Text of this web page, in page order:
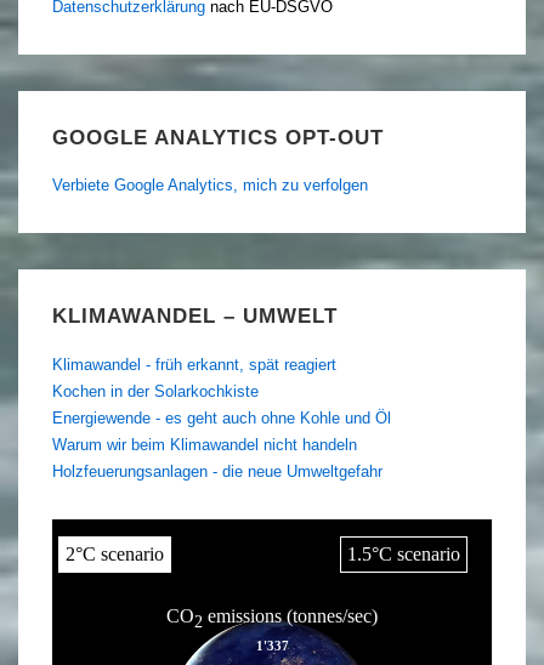
Datenschutzerklärung nach EU-DSGVO
GOOGLE ANALYTICS OPT-OUT
Verbiete Google Analytics, mich zu verfolgen
KLIMAWANDEL – UMWELT
Klimawandel - früh erkannt, spät reagiert
Kochen in der Solarkochkiste
Energiewende - es geht auch ohne Kohle und Öl
Warum wir beim Klimawandel nicht handeln
Holzfeuerungsanlagen - die neue Umweltgefahr